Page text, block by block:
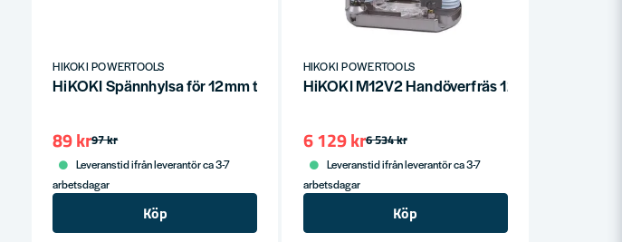
HIKOKI POWERTOOLS
HiKOKI Spännhylsa för 12mm till 8mm skaft M12V2
97 kr
89 kr
Leveranstid ifrån leverantör ca 3-7
arbetsdagar
Köp
HIKOKI POWERTOOLS
HiKOKI M12V2 Handöverfräs 12mm 2000W
6 534 kr
6 129 kr
Leveranstid ifrån leverantör ca 3-7
arbetsdagar
Köp